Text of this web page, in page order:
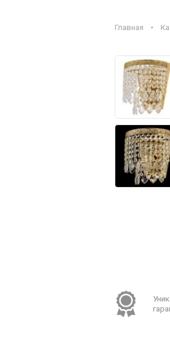
Главная •